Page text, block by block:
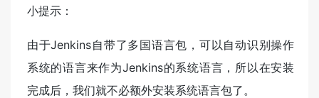
小提示：
由于Jenkins自带了多国语言包，可以自动识别操作
系统的语言来作为Jenkins的系统语言，所以在安装
完成后，我们就不必额外安装系统语言包了。